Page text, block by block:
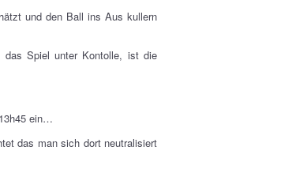
und den Ball ins Aus kullern
das Spiel unter Kontolle, ist die
ein…
das man sich dort neutralisiert